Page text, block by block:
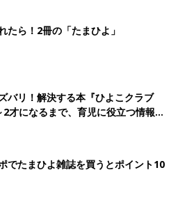
たら！2冊の「たまひよ」
バリ！解決する本『ひよこクラブ
になるまで、育児に役立つ情報が
でたまひよ雑誌を買うとポイント10